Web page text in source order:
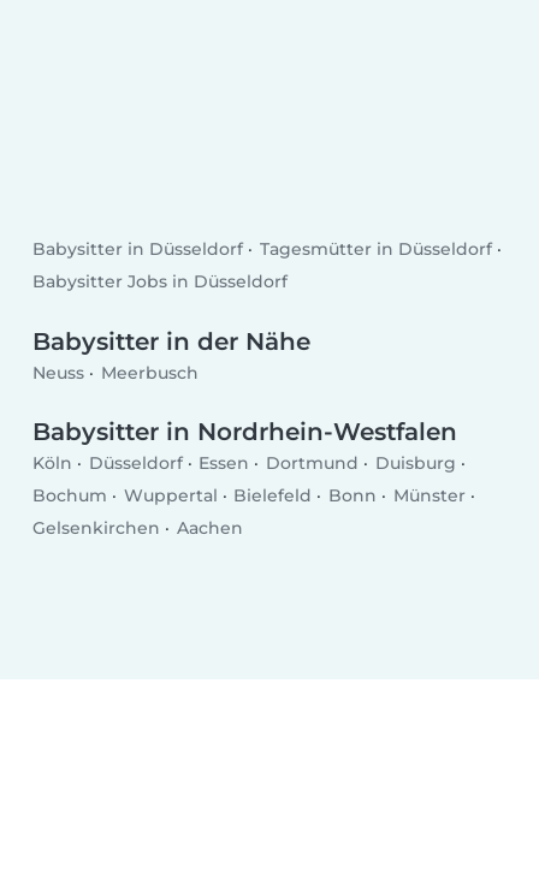
Babysitter in Düsseldorf
Tagesmütter in Düsseldorf
Babysitter Jobs in Düsseldorf
Babysitter in der Nähe
Neuss Meerbusch
Babysitter in Nordrhein-Westfalen
Köln Düsseldorf Essen Dortmund
Duisburg
Bochum
Wuppertal Bielefeld Bonn
Münster
Gelsenkirchen
Aachen